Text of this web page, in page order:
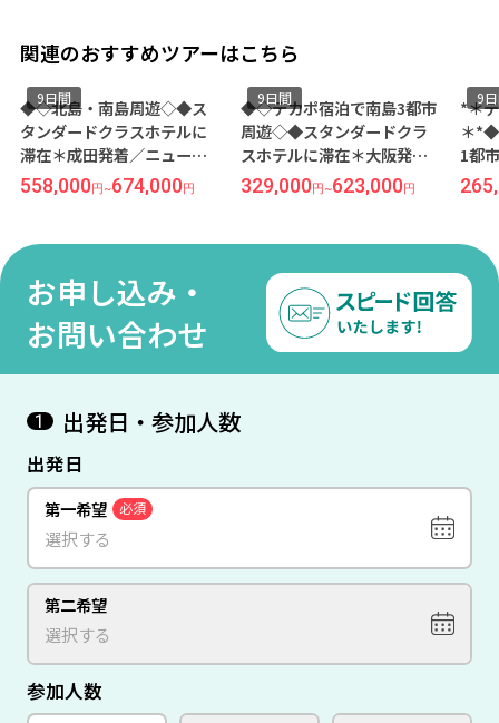
関連のおすすめツアーはこちら
北島・南島周遊◇◆ス
ンダードクラスホテルに
在＊成田発着／ニュージ
ランド航空プレミアムエ
ノミー利用 クライストチ
クック＆クイーンズタウ
＆オークランド9日間
9日間
円~674,000円
◆◇テカポ宿泊で南島3都市
周遊◇◆スタンダードクラ
スホテルに滞在＊大阪発東
京経由／カンタス航空利用
クライストチャーチ＆クイ
9日間
329,000円~623,000円
*＊テカ
＊*◆◇
1都市
ストチ
滞在＊
チ9日間
9日間
お申し込み・
お問い合わせ
1 出発日・参加人数
出発日
第一希望 必須
第二希望
参加人数